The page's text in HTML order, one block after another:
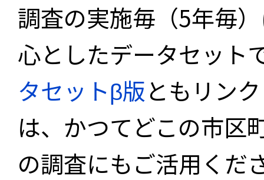
調査の実施毎（5年毎
心としたデータセット
タセットβ版ともリン
は、かつてどこの市区
の調査にもご活用くだ